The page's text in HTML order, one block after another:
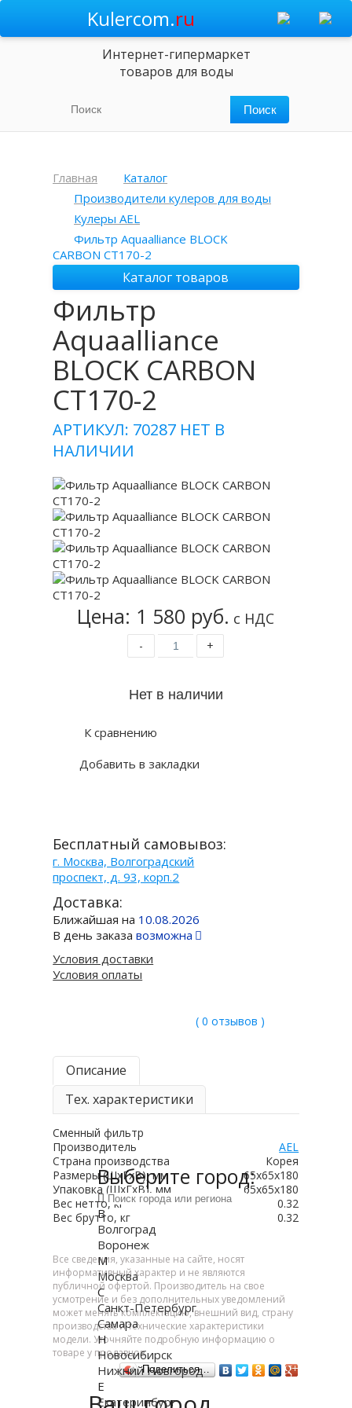
Kulercom.ru
Интернет-гипермаркет
товаров для воды
Главная
Каталог
Производители кулеров для воды
Кулеры AEL
Фильтр Aquaalliance BLOCK
CARBON CT170-2
Каталог товаров
Фильтр
Aquaalliance
BLOCK CARBON
CT170-2
АРТИКУЛ: 70287 НЕТ В
НАЛИЧИИ
Цена: 1 580 руб. с НДС
- +
К сравнению
Добавить в закладки
Бесплатный самовывоз:
г. Москва, Волгоградский
проспект, д. 93, корп.2
Доставка:
Ближайшая на 10.08.2026
В день заказавозможна
Условия доставки
Условия оплаты
( 0 отзывов )
Описание
Тех. характеристики
Сменный фильтр
Производитель
AEL
Страна производства
Корея
Размеры (ШхГхВ), мм
65x65x180
Упаковка (ШхГхВ), мм
65x65x180
Вес нетто, кг
0.32
Вес брутто, кг
0.32
Все сведения, указанные на сайте, носят
информативный характер и не являются
публичной офертой. Производитель на свое
усмотрение и без дополнительных уведомлений
может менять комплектацию, внешний вид, страну
производства и технические характеристики
модели. Уточняйте подробную информацию о
товаре у продавцов.
Поделиться…
Выберите город:
В
Волгоград
Воронеж
М
Москва
С
Санкт-Петербург
Самара
Н
Новосибирск
Нижний Новгород
Е
Екатеринбург